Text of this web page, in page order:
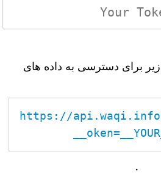
سپس می توانید از URL زیر برای دسترسی به داده های
https://api.waqi.info/
.